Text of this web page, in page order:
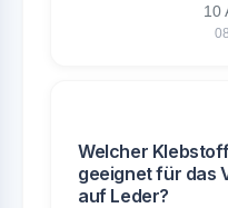
10
Welcher
geeignet für das
auf Leder?